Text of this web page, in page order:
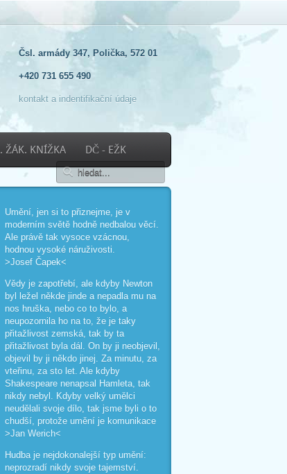
Čsl. armády 347, Polička, 572 01
+420 731 655 490
kontakt a indentifikační údaje
ŽÁK. KNÍŽKA DČ - EŽK
Umění, jen si to přiznejme, je v
moderním světě hodně nedbalou věcí.
Ale právě tak vysoce vzácnou,
hodnou vysoké náruživosti.
>Josef Čapek<
Vědy je zapotřebí, ale kdyby Newton
byl ležel někde jinde a nepadla mu na
nos hruška, nebo co to bylo, a
neupozornila ho na to, že je taky
přitažlivost zemská, tak by ta
přitažlivost byla dál. On by ji neobjevil,
objevil by ji někdo jinej. Za minutu, za
vteřinu, za sto let. Ale kdyby
Shakespeare nenapsal Hamleta, tak
nikdy nebyl. Kdyby velký umělci
neudělali svoje dílo, tak jsme byli o to
chudší, protože umění je komunikace
>Jan Werich<
Hudba je nejdokonalejší typ umění:
neprozradí nikdy svoje tajemství.